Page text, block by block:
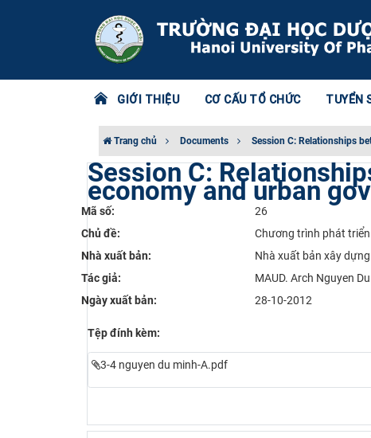
GIỚI THIỆU CƠ CẤU TỔ CHỨC TUYỂN
Trang chủ Documents Session C: Relationships
Session C:
economy and urban
Mã số:
26
Chủ đề:
Chương trình phát
Nhà xuất bản:
Nhà xuất bản xây dựng
Tác giả:
MAUD. Arch Nguyen
Ngày xuất bản:
28-10-2012
Tệp đính kèm:
3-4 nguyen du minh-A.pdf